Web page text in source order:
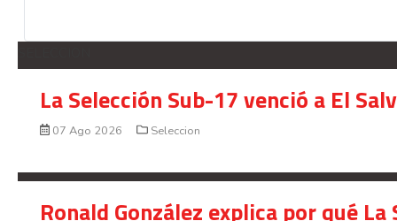
La Selección Sub-17 venció a El
07 Ago 2026 Seleccion
Ronald González explica por qué